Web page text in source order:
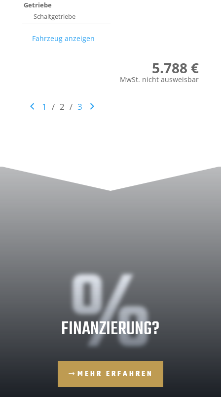
Getriebe
Schaltgetriebe
Fahrzeug anzeigen
5.788 €
MwSt. nicht ausweisbar
1 / 2 / 3
%
FINANZIERUNG?
MEHR ERFAHREN